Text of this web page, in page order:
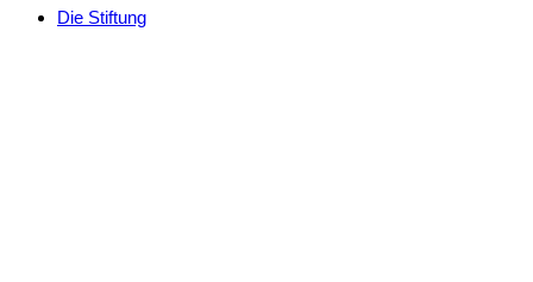
Die Stiftung